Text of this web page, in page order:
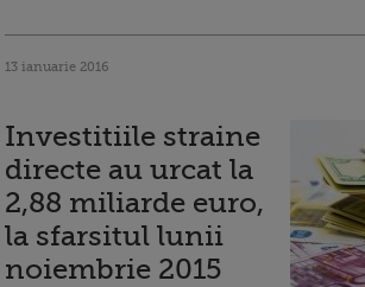
13 ianuarie 2016
Investitiile straine
directe au urcat la
2,88 miliarde euro,
la sfarsitul lunii
noiembrie 2015